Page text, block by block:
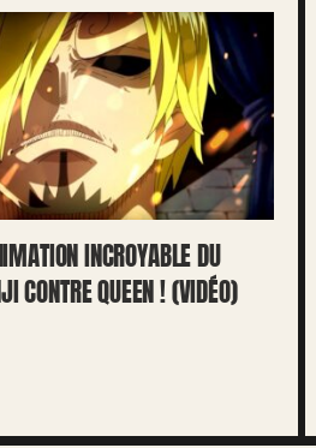
INCROYABLE DU
CONTRE QUEEN ! (VIDÉO)